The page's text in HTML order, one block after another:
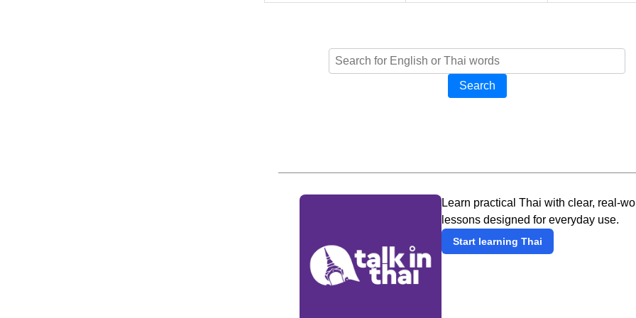
Search
Learn practical Thai with clear, real-
lessons designed for everyday use.
Start learning Thai